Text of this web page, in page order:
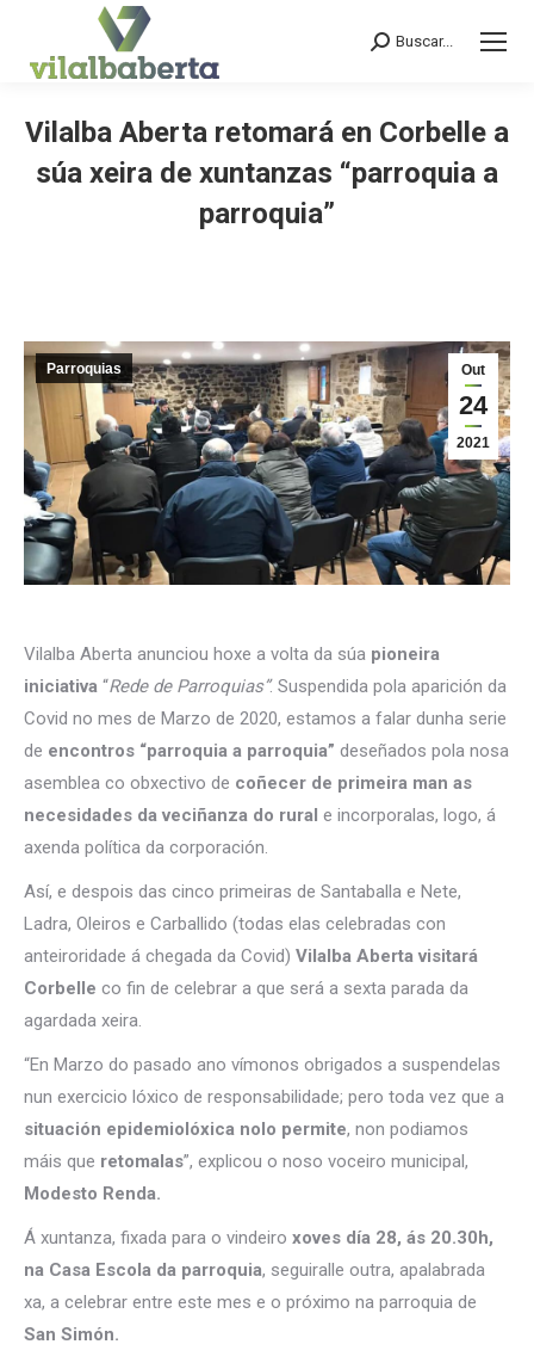
Search:
Buscar...
Vilalba Aberta retomará en Corbelle a
súa xeira de xuntanzas “parroquia a
parroquia”
Out
24
2021
Parroquias
Vilalba Aberta anunciou hoxe a volta da súa pioneira
iniciativa “Rede de Parroquias”. Suspendida pola aparición da
Covid no mes de Marzo de 2020, estamos a falar dunha serie
de encontros “parroquia a parroquia” deseñados pola nosa
asemblea co obxectivo de coñecer de primeira man as
necesidades da veciñanza do rural e incorporalas, logo, á
axenda política da corporación.
Así, e despois das cinco primeiras de Santaballa e Nete,
Ladra, Oleiros e Carballido (todas elas celebradas con
anteiroridade á chegada da Covid) Vilalba Aberta visitará
Corbelle co fin de celebrar a que será a sexta parada da
agardada xeira.
“En Marzo do pasado ano vímonos obrigados a suspendelas
nun exercicio lóxico de responsabilidade; pero toda vez que a
situación epidemiolóxica nolo permite, non podiamos
máis que retomalas”, explicou o noso voceiro municipal,
Modesto Renda.
Á xuntanza, fixada para o vindeiro xoves día 28, ás 20.30h,
na Casa Escola da parroquia, seguiralle outra, apalabrada
xa, a celebrar entre este mes e o próximo na parroquia de
San Simón.